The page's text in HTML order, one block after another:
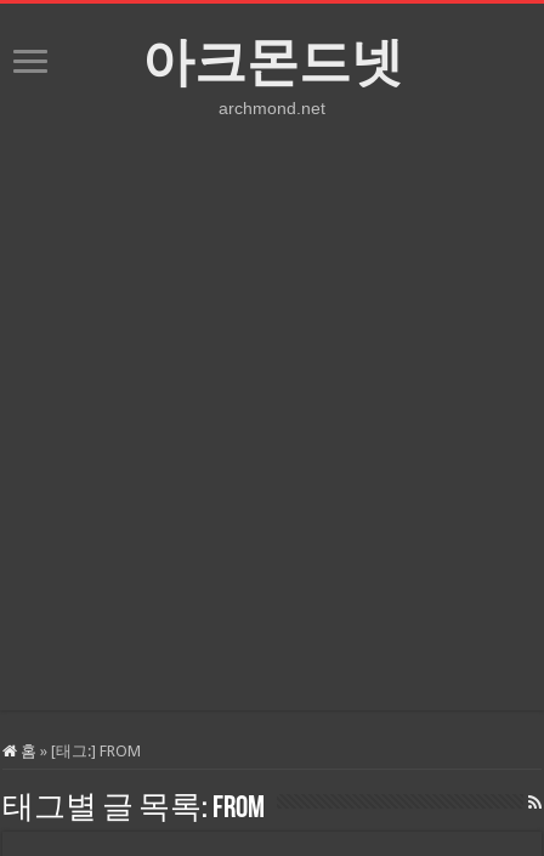
아크몬드넷
archmond.net
홈 » [태그:]FROM
태그별 글 목록: FROM